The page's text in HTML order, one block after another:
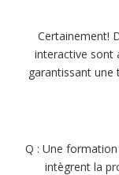
Certainement!
interactive sont
garantissant une
Q : Une
intègrent la